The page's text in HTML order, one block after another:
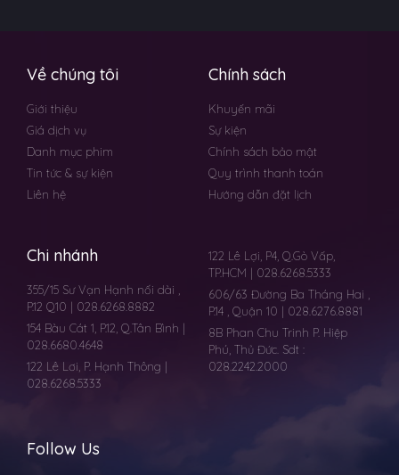
Về chúng tôi
Giới thiệu
Giá dịch vụ
Danh mục phim
Tin tức & sự kiện
Liên hệ
Chính sách
Khuyến mãi
Sự kiện
Chính sách bảo mật
Quy trình thanh toán
Hướng dẫn đặt lịch
Chi nhánh
355/15 Sư Vạn Hạnh nối dài ,
P.12 Q10 | 028.6268.8882
154 Bàu Cát 1, P.12, Q.Tân Bình |
028.6680.4648
122 Lê Lơi, P. Hạnh Thông |
028.6268.5333
122 Lê Lợi, P4, Q.Gò Vấp,
TP.HCM | 028.6268.5333
606/63 Đường Ba Tháng Hai ,
P.14 , Quận 10 | 028.6276.8881
8B Phan Chu Trinh P. Hiệp
Phú, Thủ Đức. Sdt :
028.2242.2000
Follow Us